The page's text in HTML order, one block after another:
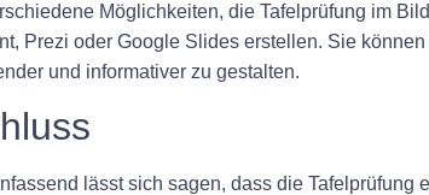
Möglichkeiten, die Tafelprüfung im
Prezi oder Google Slides erstellen. Sie
und informativer zu gestalten.
lässt sich sagen, dass die